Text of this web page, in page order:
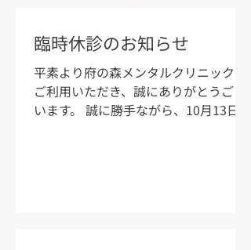
臨時休診のお知らせ
平素より府の森メンタルクリニックを
ご利用いただき、誠にありがとうござ
います。 誠に勝手ながら、10月13日